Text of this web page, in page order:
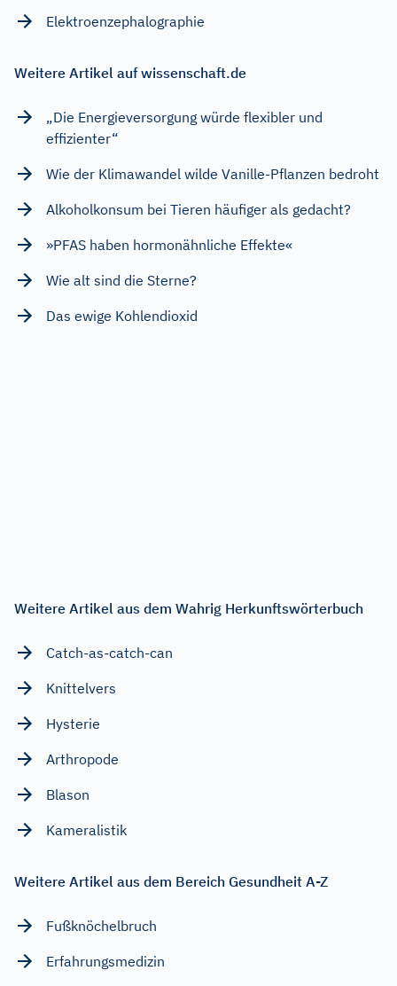
Elektroenzephalographie
Weitere Artikel auf wissenschaft.de
„Die Energieversorgung würde flexibler und
effizienter“
Wie der Klimawandel wilde Vanille-Pflanzen bedroht
Alkoholkonsum bei Tieren häufiger als gedacht?
»PFAS haben hormonähnliche Effekte«
Wie alt sind die Sterne?
Das ewige Kohlendioxid
Weitere Artikel aus dem Wahrig Herkunftswörterbuch
Catch-as-catch-can
Knittelvers
Hysterie
Arthropode
Blason
Kameralistik
Weitere Artikel aus dem Bereich Gesundheit A-Z
Fußknöchelbruch
Erfahrungsmedizin